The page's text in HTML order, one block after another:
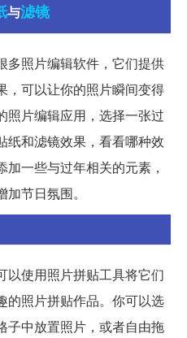
与滤镜
多照片编辑软件，它们提供
，可以让你的照片瞬间变得
照片编辑应用，选择一张过
纸和滤镜效果，看看哪种效
一些与过年相关的元素，
节日氛围。
以使用照片拼贴工具将它们
的照片拼贴作品。你可以选
子中放置照片，或者自由拖